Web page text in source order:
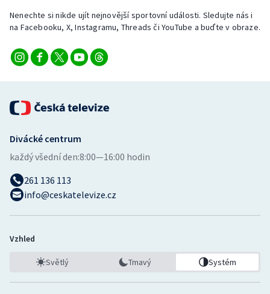
Nenechte si nikde ujít nejnovější sportovní události. Sledujte nás i
na Facebooku, X, Instagramu, Threads či YouTube a buďte v obraze.
Divácké centrum
každý všední den:8:00—16:00 hodin
261 136 113
info@ceskatelevize.cz
Vzhled
Světlý Tmavý Systém